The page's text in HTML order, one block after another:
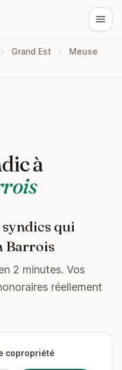
Grand Est
Meuse
à
syndics qui
Barrois
2 minutes. Vos
réellement
copropriété